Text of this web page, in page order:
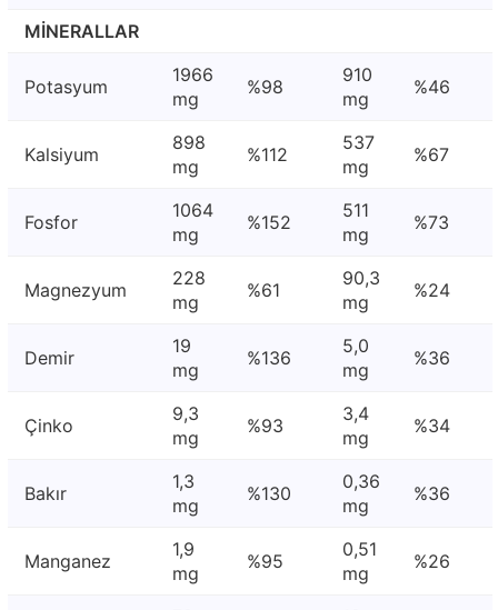
MİNERALLAR
Potasyum
1966
mg
%98
910
mg
%46
Kalsiyum
898
mg
%112
537
mg
%67
Fosfor
1064
mg
%152
511
mg
%73
Magnezyum
228
mg
%61
90,3
mg
%24
Demir
19
mg
%136
5,0
mg
%36
Çinko
9,3
mg
%93
3,4
mg
%34
Bakır
1,3
mg
%130
0,36
mg
%36
Manganez
1,9
mg
%95
0,51
mg
%26